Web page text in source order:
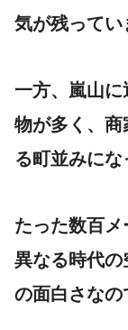
気が残ってい
一方、嵐山
物が多く、
る町並みにな
たった数百
異なる時代
の面白さなの